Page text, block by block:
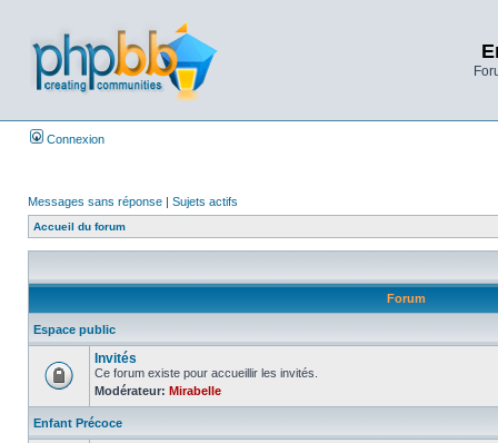
Connexion
Messages sans réponse | Sujets actifs
Accueil du forum
Forum
Espace public
Invités
Ce forum existe pour accueillir les invités.
Modérateur: Mirabelle
Enfant Précoce